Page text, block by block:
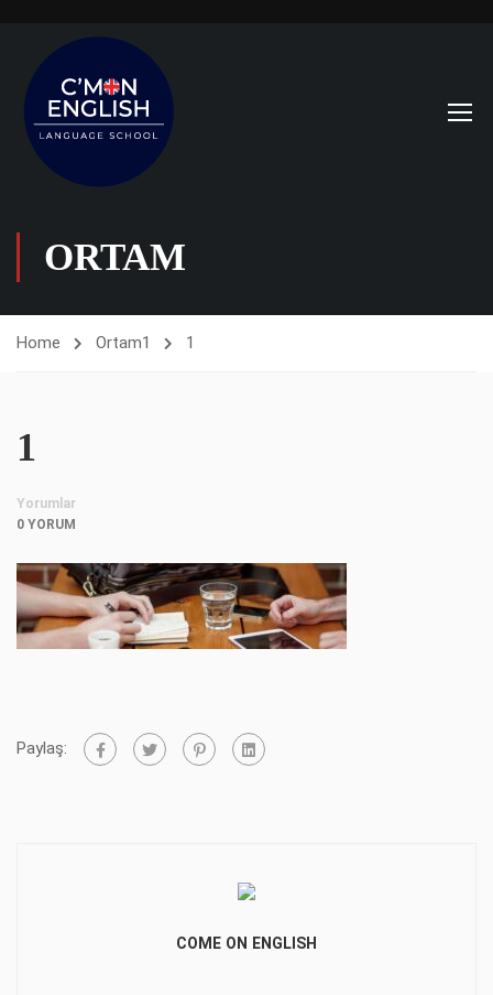
ORTAM
Home Ortam1 1
1
Yorumlar
0 YORUM
Paylaş:
COME ON ENGLISH